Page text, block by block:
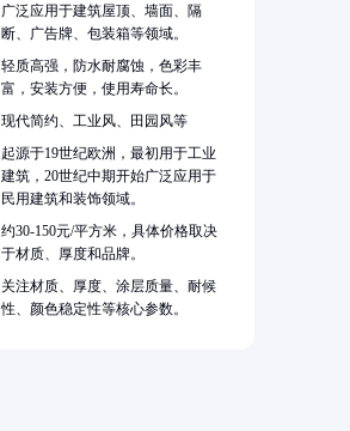
广泛应用于建筑屋顶、墙面、隔
断、广告牌、包装箱等领域。
轻质高强，防水耐腐蚀，色彩丰
富，安装方便，使用寿命长。
现代简约、工业风、田园风等
起源于19世纪欧洲，最初用于工业
建筑，20世纪中期开始广泛应用于
民用建筑和装饰领域。
约30-150元/平方米，具体价格取决
于材质、厚度和品牌。
关注材质、厚度、涂层质量、耐候
性、颜色稳定性等核心参数。